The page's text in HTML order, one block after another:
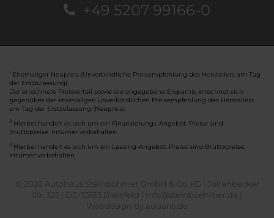
+49 5207 99166-0
Ehemaliger Neupreis (Unverbindliche Preisempfehlung des Herstellers am Tag
der Erstzulassung).
Der errechnete Preisvorteil sowie die angegebene Ersparnis errechnet sich
gegenüber der ehemaligen unverbindlichen Preisempfehlung des Herstellers
am Tag der Erstzulassung (Neupreis).
2 Hierbei handelt es sich um ein Finanzierungs-Angebot. Preise sind
Bruttopreise. Irrtümer vorbehalten.
3 Hierbei handelt es sich um ein Leasing-Angebot. Preise sind Bruttopreise.
Irrtümer vorbehalten.
© 2026 Autohaus Steinböhmer GmbH & Co. KG | Jöllenbecker
Str. 325 | DE-33613 Bielefeld | info@steinboehmer.de |
Webdesign by audaris.de